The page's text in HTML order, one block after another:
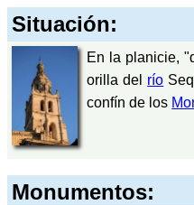
Situación:
En la planicie,
orilla del río
confín de los
Monumentos: